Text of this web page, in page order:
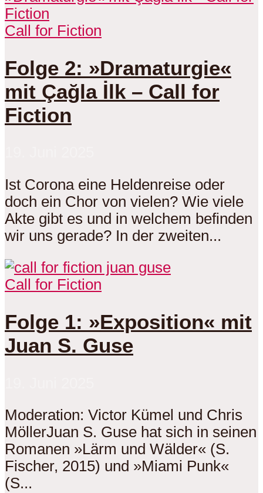
Call for Fiction
Folge 2: »Dramaturgie«
mit Çağla İlk – Call for
Fiction
Ist Corona eine Heldenreise oder
doch ein Chor von vielen? Wie viele
Akte gibt es und in welchem befinden
wir uns gerade? In der zweiten...
Call for Fiction
Folge 1: »Exposition« mit
Juan S. Guse
Moderation: Victor Kümel und Chris
MöllerJuan S. Guse hat sich in seinen
Romanen »Lärm und Wälder« (S.
Fischer, 2015) und »Miami Punk«
(S...